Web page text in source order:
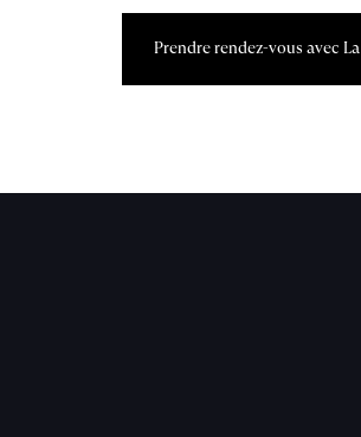
Prendre rendez-vous avec La